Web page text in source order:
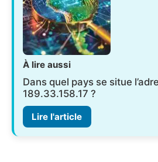
À lire aussi
Dans quel pays se situe
189.33.158.17 ?
Lire l'article